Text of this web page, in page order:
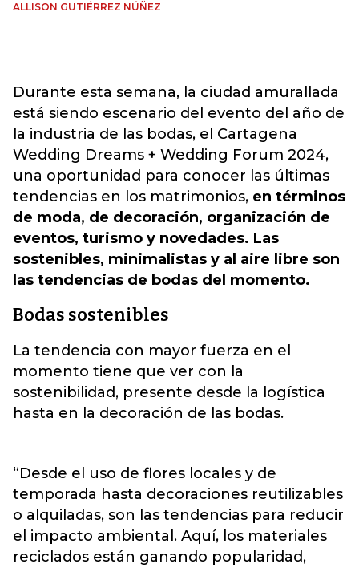
ALLISON GUTIÉRREZ NÚÑEZ
Durante esta semana, la ciudad amurallada
está siendo escenario del evento del año de
la industria de las bodas, el Cartagena
Wedding Dreams + Wedding Forum 2024,
una oportunidad para conocer las últimas
tendencias en los matrimonios, en términos
de moda, de decoración, organización de
eventos, turismo y novedades. Las
sostenibles, minimalistas y al aire libre son
las tendencias de bodas del momento.
Bodas sostenibles
La tendencia con mayor fuerza en el
momento tiene que ver con la
sostenibilidad, presente desde la logística
hasta en la decoración de las bodas.
“Desde el uso de flores locales y de
temporada hasta decoraciones reutilizables
o alquiladas, son las tendencias para reducir
el impacto ambiental. Aquí, los materiales
reciclados están ganando popularidad,